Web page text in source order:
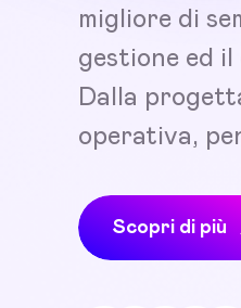
migliore di
gestione ed
Dalla
operativa,
Scopri di più